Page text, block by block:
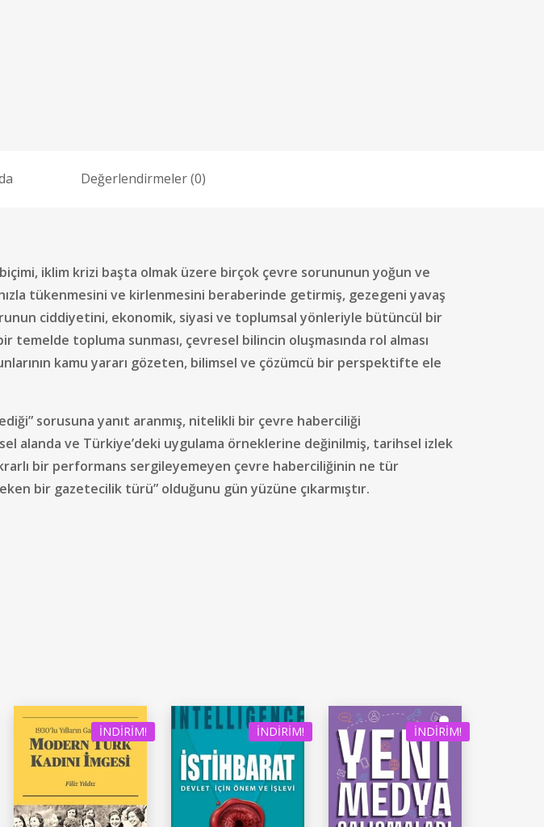
Değerlendirmeler (0)
iklim krizi başta olmak üzere birçok çevre sorununun yoğun ve
tükenmesini ve kirlenmesini beraberinde getirmiş, gezegeni yavaş
ciddiyetini, ekonomik, siyasi ve toplumsal yönleriyle bütüncül bir
topluma sunması, çevresel bilincin oluşmasında rol alması
kamu yararı gözeten, bilimsel ve çözümcü bir perspektifte ele
sorusuna yanıt aranmış, nitelikli bir çevre haberciliği
alanda ve Türkiye’deki uygulama örneklerine değinilmiş, tarihsel izlek
bir performans sergileyemeyen çevre haberciliğinin ne tür
bir gazetecilik türü” olduğunu gün yüzüne çıkarmıştır.
İNDIRIM! İNDIRIM! İNDIRIM!